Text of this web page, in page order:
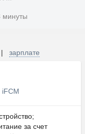
минуты
| зарплате
iFCM
за счет